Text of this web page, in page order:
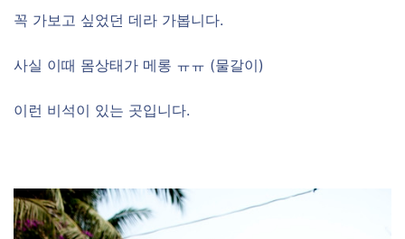
꼭 가보고 싶었던 데라 가봅니다.
사실 이때 몸상태가 메롱 ㅠㅠ (물갈이)
이런 비석이 있는 곳입니다.